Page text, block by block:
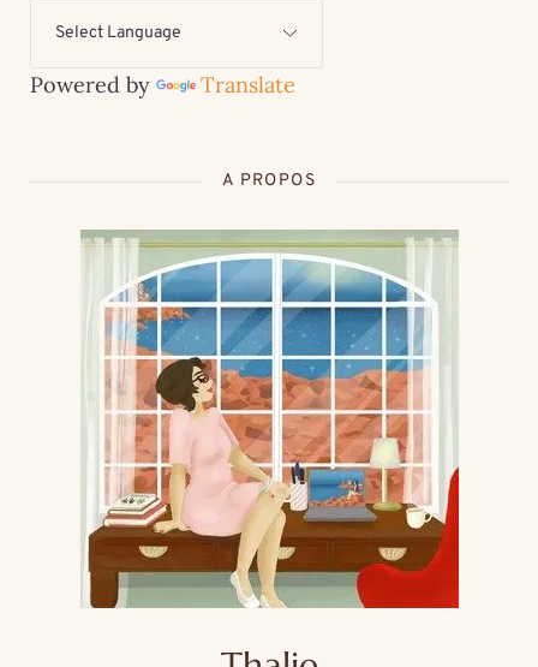
Powered by Translate
A PROPOS